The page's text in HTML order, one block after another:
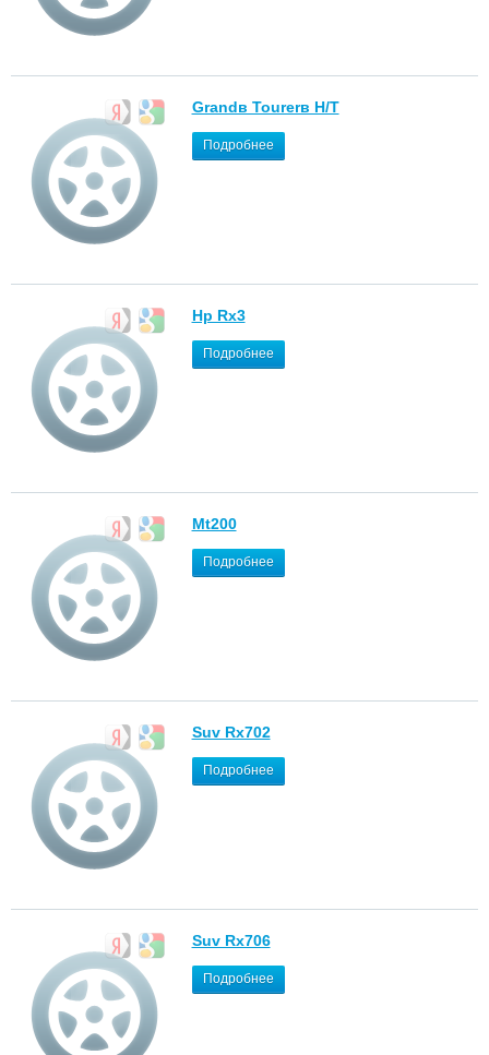
Grandв Tourerв H/T
Подробнее
Hp Rx3
Подробнее
Mt200
Подробнее
Suv Rx702
Подробнее
Suv Rx706
Подробнее